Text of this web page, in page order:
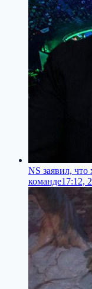
NS заявил, что
команде17:12,